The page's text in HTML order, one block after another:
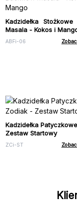
Kadzidełka
Masala - Kokos i
ABFi-06
Kadzidełka
Zestaw Startowy
ZCi-ST